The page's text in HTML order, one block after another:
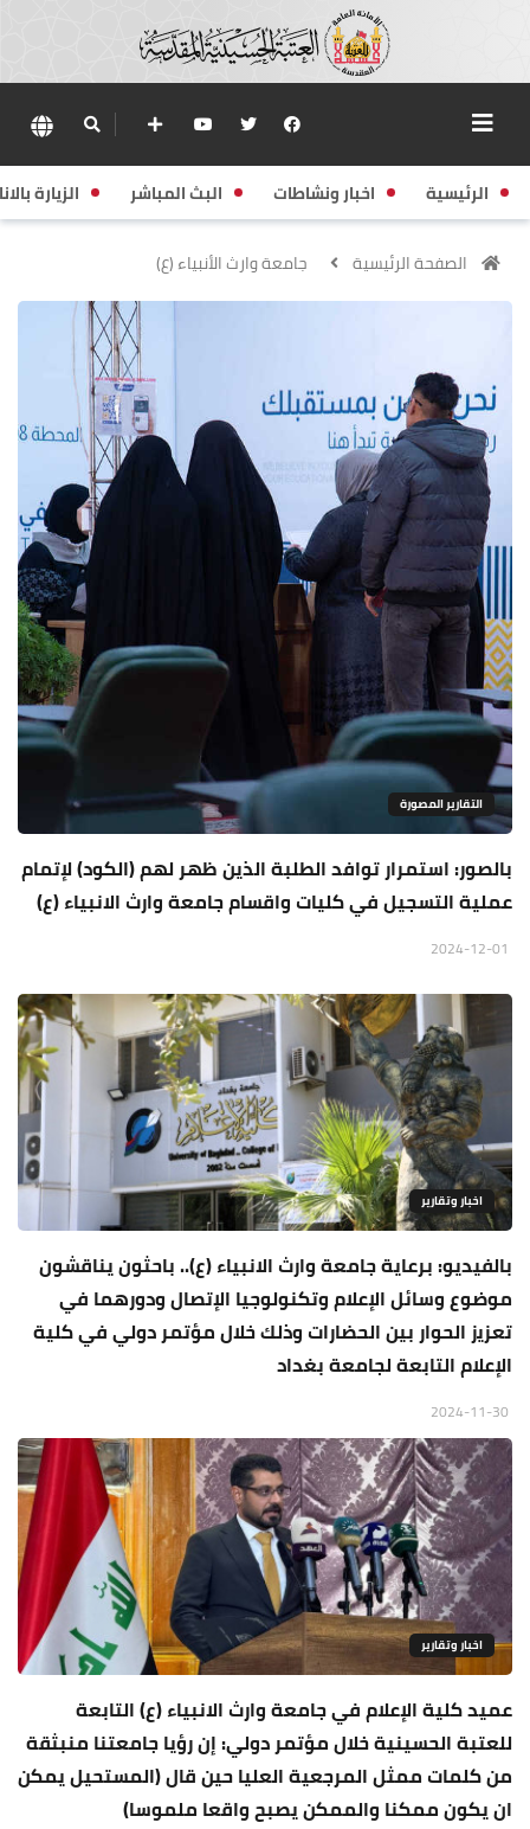
الرئيسية اخبار ونشاطات البث المباشر الزيارة
الصفحة الرئيسية جامعة وارث الأنبياء (ع)
التقارير المصورة
بالصور: استمرار توافد الطلبة الذين ظهر لهم (الكود) لإتمام
عملية التسجيل في كليات واقسام جامعة وارث الانبياء (ع)
اخبار وتقارير
بالفيديو: برعاية جامعة وارث الانبياء (ع).. باحثون يناقشون
موضوع وسائل الإعلام وﺗﻜﻨﻮﻟﻮﺟﻴﺎ الإﺗﺼﺎل ودورﻫﻤﺎ ﻓﻲ
ﺗﻌﺰﻳز اﻟﺤﻮار بين الحضارات وذلك خلال مؤتمر دولي في كلية
الإعلام التابعة لجامعة بغداد
اخبار وتقارير
عميد كلية الإعلام في جامعة وارث الانبياء (ع) التابعة
للعتبة الحسينية خلال مؤتمر دولي: إن رؤيا جامعتنا منبثقة
من كلمات ممثل المرجعية العليا حين قال (المستحيل يمكن
ان يكون ممكنا والممكن يصبح واقعا ملموسا)